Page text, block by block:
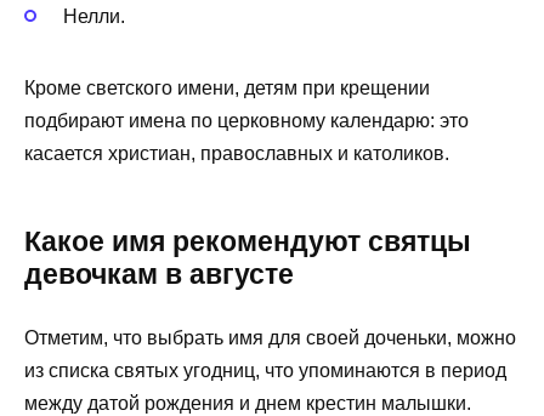
Нелли.
Кроме светского имени, детям при крещении
подбирают имена по церковному календарю: это
касается христиан, православных и католиков.
Какое имя рекомендуют святцы
девочкам в августе
Отметим, что выбрать имя для своей доченьки, можно
из списка святых угодниц, что упоминаются в период
между датой рождения и днем крестин малышки.